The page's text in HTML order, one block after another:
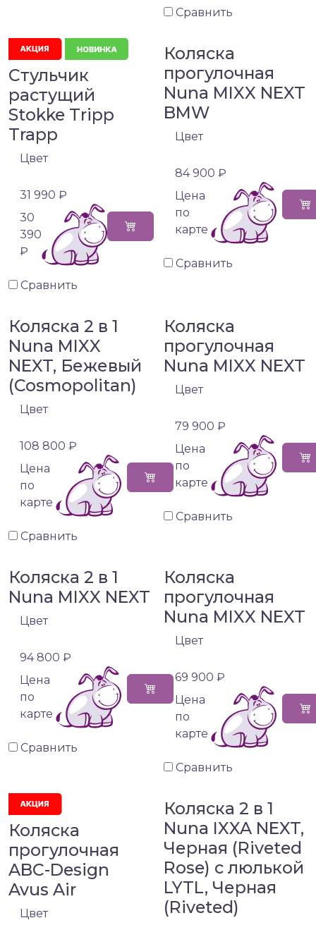
Сравнить
Стульчик
растущий
Stokke Tripp
Trapp
Цвет
31 990 ₽
30
390
₽
Сравнить
Коляска
прогулочная
Nuna MIXX NEXT
BMW
Цвет
84 900 ₽
Цена
по
карте
Сравнить
Коляска 2 в 1
Nuna MIXX
NEXT, Бежевый
(Cosmopolitan)
Цвет
108 800 ₽
Цена
по
карте
Сравнить
Коляска
прогулочная
Nuna MIXX NEXT
Цвет
79 900 ₽
Цена
по
карте
Сравнить
Коляска 2 в 1
Nuna MIXX NEXT
Цвет
94 800 ₽
Цена
по
карте
Сравнить
Коляска
прогулочная
Nuna MIXX NEXT
Цвет
69 900 ₽
Цена
по
карте
Сравнить
Коляска
прогулочная
ABC-Design
Avus Air
Цвет
Коляска 2 в 1
Nuna IXXA NEXT,
Черная (Riveted
Rose) с люлькой
LYTL, Черная
(Riveted)